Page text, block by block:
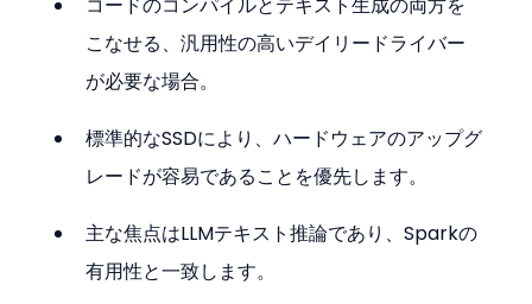
コードのコンパイルとテキスト生成の両方を
こなせる、汎用性の高いデイリードライバー
が必要な場合。
標準的なSSDにより、ハードウェアのアップグ
レードが容易であることを優先します。
主な焦点はLLMテキスト推論であり、Sparkの
有用性と一致します。